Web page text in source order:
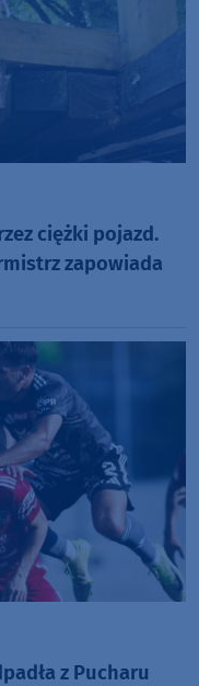
ciężki pojazd.
zapowiada
z Pucharu